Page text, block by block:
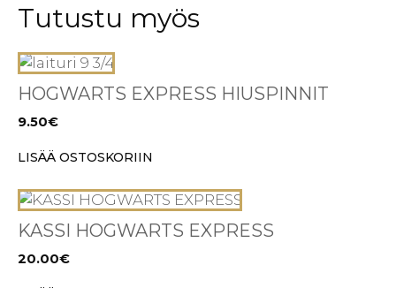
Tutustu myös
HOGWARTS EXPRESS HIUSPINNIT
9.50€
LISÄÄ OSTOSKORIIN
KASSI HOGWARTS EXPRESS
20.00€